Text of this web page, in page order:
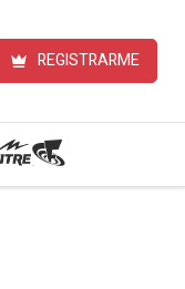
REGISTRARME